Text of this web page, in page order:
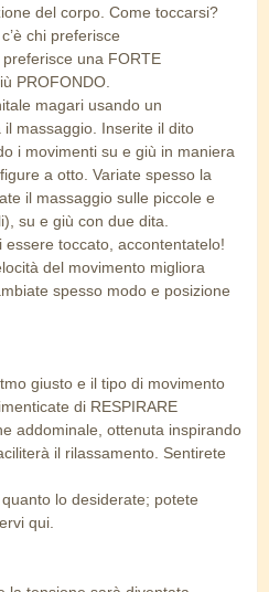
del corpo. Come toccarsi?
chi preferisce
una FORTE
PROFONDO.
magari usando un
massaggio. Inserite il dito
i movimenti su e giù in maniera
a otto. Variate spesso la
il massaggio sulle piccole e
su e giù con due dita.
essere toccato, accontentatelo!
del movimento migliora
spesso modo e posizione
giusto e il tipo di movimento
di RESPIRARE
addominale, ottenuta inspirando
il rilassamento. Sentirete
lo desiderate; potete
qui.